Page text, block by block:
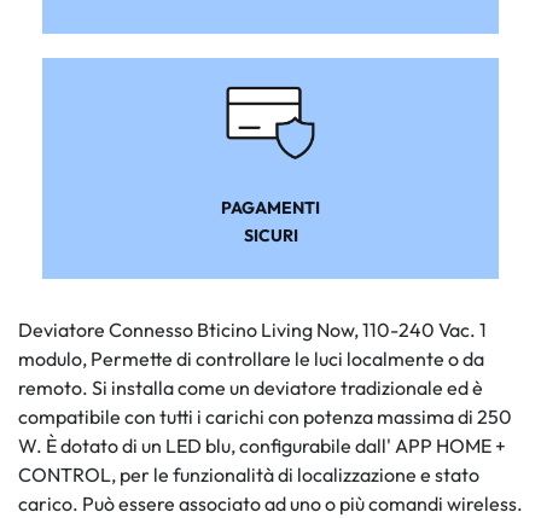
PAGAMENTI
SICURI
Deviatore Connesso Bticino Living Now, 110-240 Vac. 1
modulo, Permette di controllare le luci localmente o da
remoto. Si installa come un deviatore tradizionale ed è
compatibile con tutti i carichi con potenza massima di 250
W. È dotato di un LED blu, configurabile dall' APP HOME +
CONTROL, per le funzionalità di localizzazione e stato
carico. Può essere associato ad uno o più comandi wireless.